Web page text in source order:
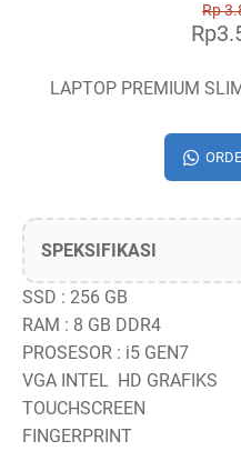
Rp
LAPTOP PREMIUM
SPEKSIFIKASI
SSD : 256 GB
RAM : 8 GB DDR4
PROSESOR : i5 GEN7
VGA INTEL HD GRAFIKS
TOUCHSCREEN
FINGERPRINT